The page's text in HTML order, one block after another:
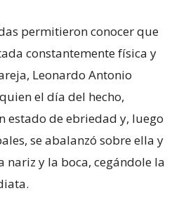
permitieron conocer que
constantemente física y
Leonardo Antonio
el día del hecho,
estado de ebriedad y, luego
se abalanzó sobre ella y
nariz y la boca, cegándole la